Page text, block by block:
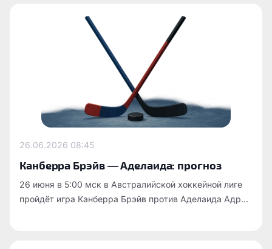
26.06.2026 08:45
Канберра Брэйв — Аделаида: прогноз
26 июня в 5:00 мск в Австралийской хоккейной лиге
пройдёт игра Канберра Брэйв против Аделаида Адр...